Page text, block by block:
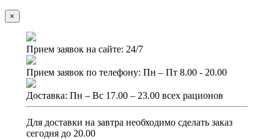
×
Прием заявок на сайте: 24/7
Прием заявок по телефону: Пн – Пт 8.00 - 20.00
Доставка: Пн – Вс 17.00 – 23.00 всех рационов
Для доставки на завтра необходимо сделать заказ
сегодня до 20.00